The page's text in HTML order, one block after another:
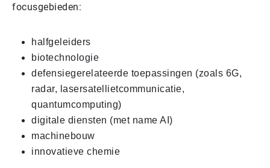
focusgebieden:
halfgeleiders
biotechnologie
defensiegerelateerde toepassingen (zoals 6G,
radar, lasersatellietcommunicatie,
quantumcomputing)
digitale diensten (met name AI)
machinebouw
innovatieve chemie